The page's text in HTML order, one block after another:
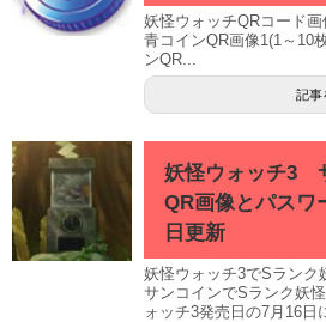
妖怪ウォッチQRコード
青コインQR画像1(1～10
ンQR...
記事
妖怪ウォッチ3
QR画像とパスワ
日更新
妖怪ウォッチ3でSランク
サンコインでSランク妖
ォッチ3発売日の7月16日